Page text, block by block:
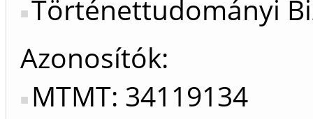
Történettudományi
Azonosítók
MTMT: 34119134